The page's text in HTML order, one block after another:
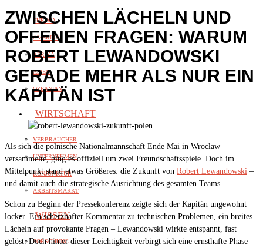
EUROPA
AMERIKA
AFRIKA
ASIEN
OZEANIAN
WIRTSCHAFT
VERBRAUCHER
UNTERNEHMEN
KONJUNKTUR
ARBEITSMARKT
WISSEN
FORSCHUNG
ZWISCHEN LÄCHELN UND
OFFENEN FRAGEN: WARUM
ROBERT LEWANDOWSKI
GERADE MEHR ALS NUR EIN
KAPITÄN IST
Als sich die polnische Nationalmannschaft Ende Mai in Wrocław
versammelte, ging es offiziell um zwei Freundschaftsspiele. Doch im
Mittelpunkt stand etwas Größeres: die Zukunft von Robert Lewandowski –
und damit auch die strategische Ausrichtung des gesamten Teams.
Schon zu Beginn der Pressekonferenz zeigte sich der Kapitän ungewohnt
locker. Ein scherzhafter Kommentar zu technischen Problemen, ein breites
Lächeln auf provokante Fragen – Lewandowski wirkte entspannt, fast
gelöst. Doch hinter dieser Leichtigkeit verbirgt sich eine ernsthafte Phase